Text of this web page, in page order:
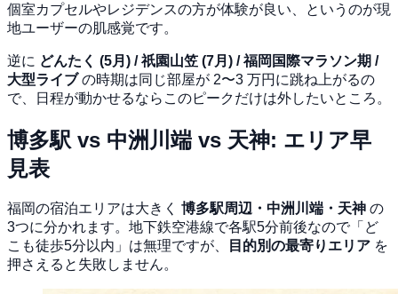
個室カプセルやレジデンスの方が体験が良い、というのが現
地ユーザーの肌感覚です。
逆に どんたく (5月) / 祇園山笠 (7月) / 福岡国際マラソン期 /
大型ライブの時期は同じ部屋が 2〜3 万円に跳ね上がるの
で、日程が動かせるならこのピークだけは外したいところ。
博多駅 vs 中洲川端 vs 天神: エリア早
見表
福岡の宿泊エリアは大きく 博多駅周辺・中洲川端・天神 の
3つに分かれます。地下鉄空港線で各駅5分前後なので「ど
こも徒歩5分以内」は無理ですが、
目的別の最寄りエリア を
押さえると失敗しません。